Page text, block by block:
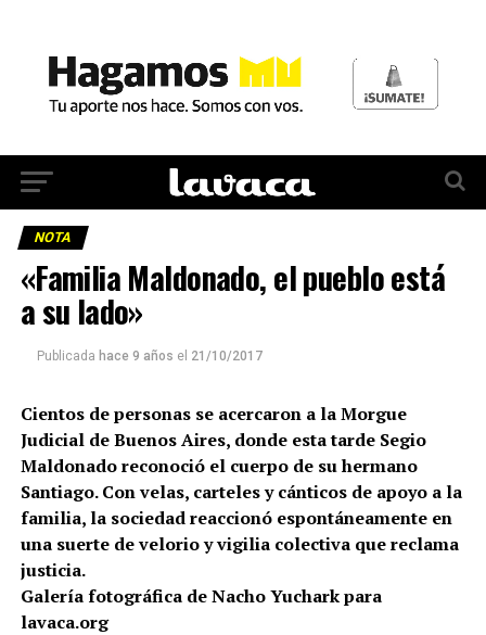
NOTA
«Familia Maldonado, el pueblo está
a su lado»
Publicada hace 9 años el 21/10/2017
Cientos de personas se acercaron a la Morgue
Judicial de Buenos Aires, donde esta tarde Segio
Maldonado reconoció el cuerpo de su hermano
Santiago. Con velas, carteles y cánticos de apoyo a la
familia, la sociedad reaccionó espontáneamente en
una suerte de velorio y vigilia colectiva que reclama
justicia.
Galería fotográfica de Nacho Yuchark para
lavaca.org